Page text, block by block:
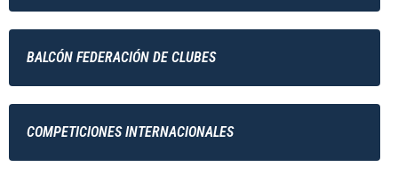
BALCÓN FEDERACIÓN DE CLUBES
COMPETICIONES INTERNACIONALES